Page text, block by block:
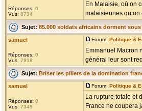
Réponses: 0
Vus: 8734
En Malaisie, où on
malaisiennes
Sujet: 85.000 soldats africains dorment
samuel
Réponses: 0
Vus: 7918
Forum: Politique &
Emmanuel Macron
général leur sont
Sujet: Briser les piliers de la domination
samuel
Réponses: 0
Vus: 7349
Forum: Politique &
La rupture totale et
France ne coupera